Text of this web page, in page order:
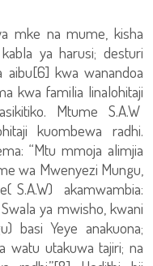
mke na mume, kisha
ya harusi; desturi
kwa wanandoa
kwa familia linalohitaji
Mtume S.A.W
kuombewa radhi.
“Mtu mmoja alimjia
wa Mwenyezi Mungu,
S.A.W) akamwambia:
ya mwisho, kwani
basi Yeye anakuona;
watu utakuwa tajiri; na